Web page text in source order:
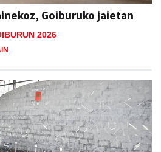
Goiburuko jaietan
2026